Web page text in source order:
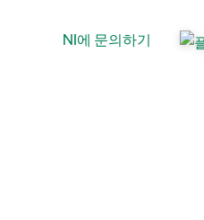
NI에 문의하기